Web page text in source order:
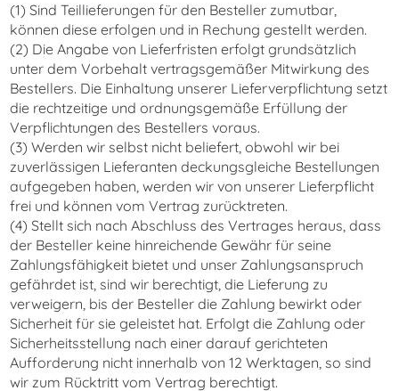
(1) Sind Teillieferungen für den Besteller zumutbar,
können diese erfolgen und in Rechung gestellt werden.
(2) Die Angabe von Lieferfristen erfolgt grundsätzlich
unter dem Vorbehalt vertragsgemäßer Mitwirkung des
Bestellers. Die Einhaltung unserer Lieferverpflichtung setzt
die rechtzeitige und ordnungsgemäße Erfüllung der
Verpflichtungen des Bestellers voraus.
(3) Werden wir selbst nicht beliefert, obwohl wir bei
zuverlässigen Lieferanten deckungsgleiche Bestellungen
aufgegeben haben, werden wir von unserer Lieferpflicht
frei und können vom Vertrag zurücktreten.
(4) Stellt sich nach Abschluss des Vertrages heraus, dass
der Besteller keine hinreichende Gewähr für seine
Zahlungsfähigkeit bietet und unser Zahlungsanspruch
gefährdet ist, sind wir berechtigt, die Lieferung zu
verweigern, bis der Besteller die Zahlung bewirkt oder
Sicherheit für sie geleistet hat. Erfolgt die Zahlung oder
Sicherheitsstellung nach einer darauf gerichteten
Aufforderung nicht innerhalb von 12 Werktagen, so sind
wir zum Rücktritt vom Vertrag berechtigt.